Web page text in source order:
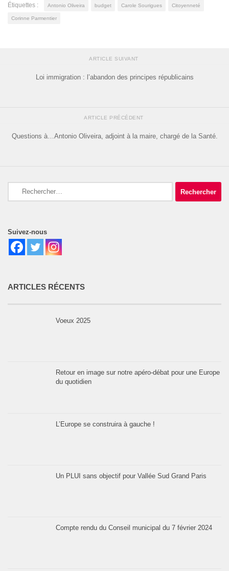
Étiquettes : Antonio Oliveira budget Carole Sourigues Citoyenneté
Corinne Parmentier
ARTICLE SUIVANT
Loi immigration : l’abandon des principes républicains
ARTICLE PRÉCÉDENT
Questions à…Antonio Oliveira, adjoint à la maire, chargé de la Santé.
Suivez-nous
ARTICLES RÉCENTS
Voeux 2025
Retour en image sur notre apéro-débat pour une Europe
du quotidien
L’Europe se construira à gauche !
Un PLUI sans objectif pour Vallée Sud Grand Paris
Compte rendu du Conseil municipal du 7 février 2024